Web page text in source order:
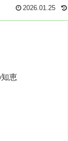
2026.01.25
恵